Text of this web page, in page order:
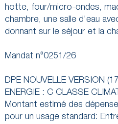
hotte, four/micro-ondes,
chambre, une salle d'eau
donnant sur le séjour et la
Mandat n°0251/26
DPE NOUVELLE VERSION
ENERGIE : C CLASSE
Montant estimé des
pour un usage standard: